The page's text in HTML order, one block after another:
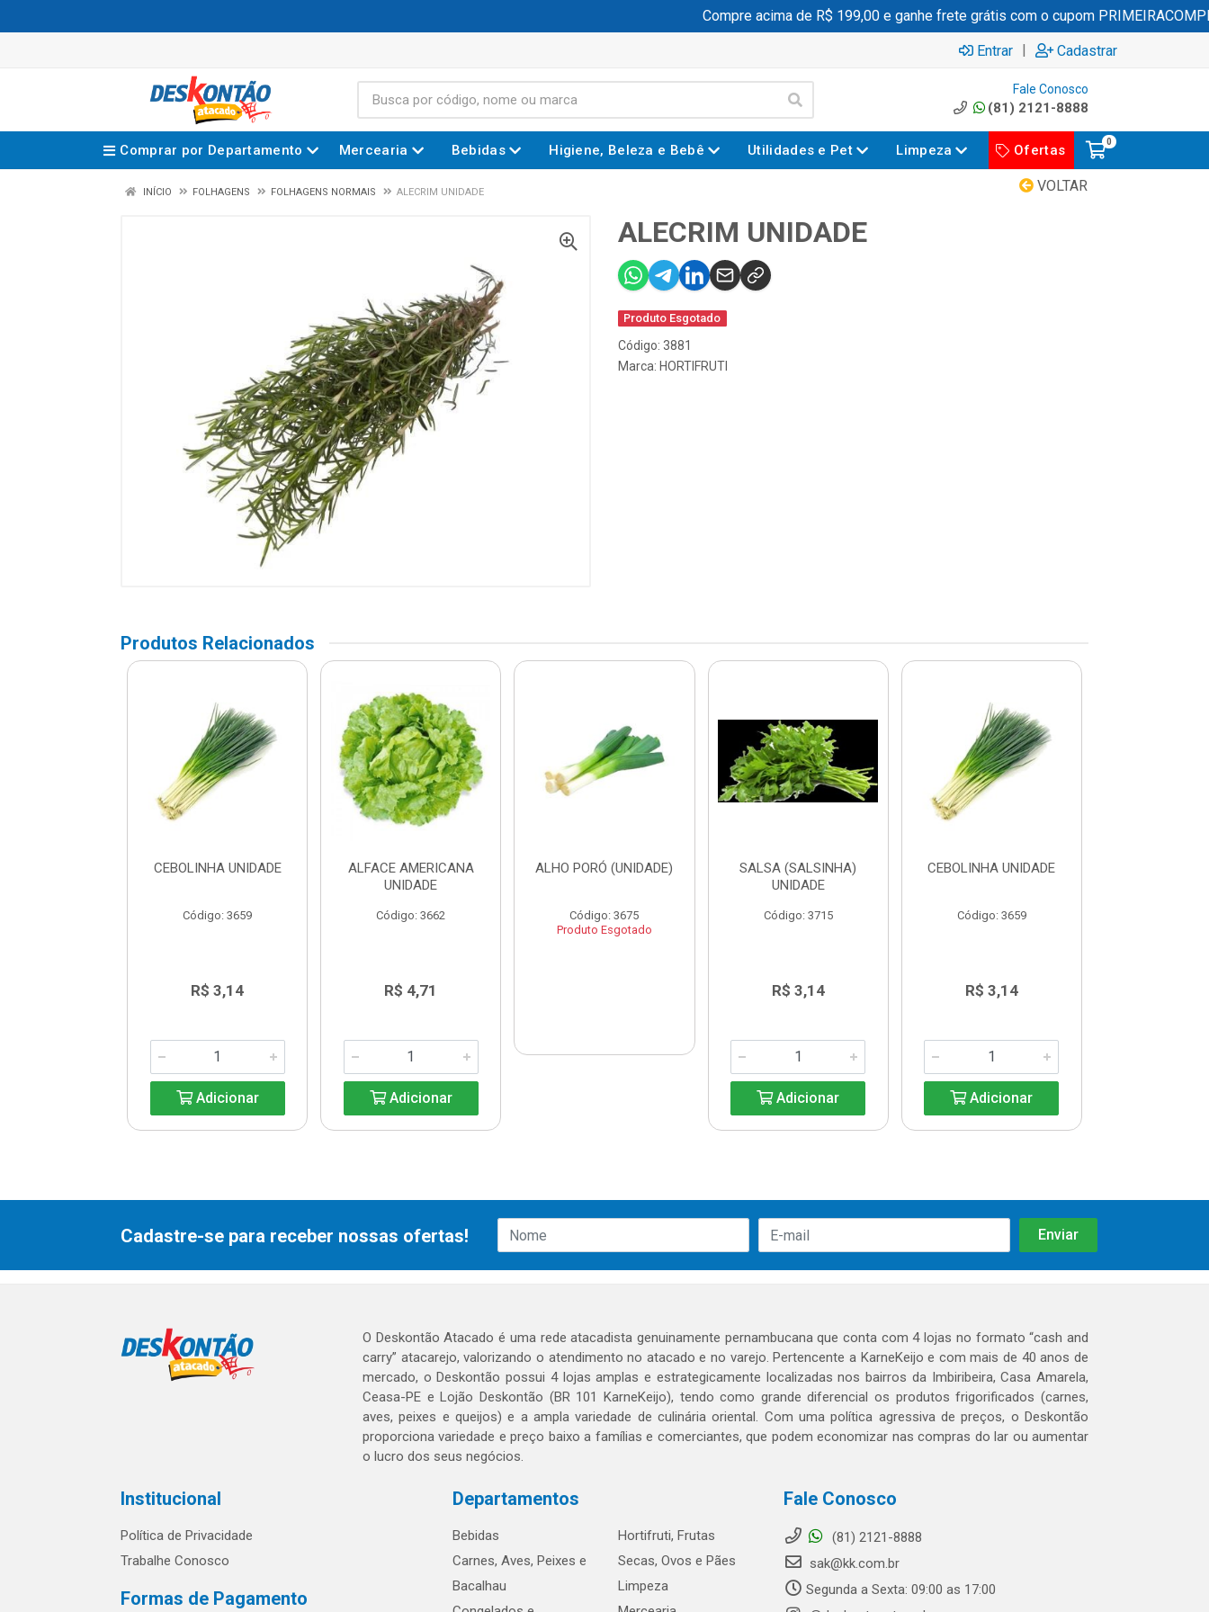
Compre acima de R$ 199,00 e ganhe frete grátis com o cupom PRIMEIRACOMPRA
Entrar | Cadastrar
Fale Conosco
(81) 2121-8888
Comprar por Departamento Mercearia Bebidas Higiene, Beleza e Bebê Utilidades e Pet Limpeza Ofertas
0
VOLTAR
INÍCIO FOLHAGENS FOLHAGENS NORMAIS ALECRIM UNIDADE
ALECRIM UNIDADE
Produto Esgotado
Código: 3881
Marca: HORTIFRUTI
Produtos Relacionados
CEBOLINHA UNIDADE
Código: 3659
R$ 3,14
Adicionar
ALFACE AMERICANA
UNIDADE
Código: 3662
R$ 4,71
Adicionar
ALHO PORÓ (UNIDADE)
Código: 3675
Produto Esgotado
SALSA (SALSINHA)
UNIDADE
Código: 3715
R$ 3,14
Adicionar
CEBOLINHA UNIDADE
Código: 3659
R$ 3,14
Adicionar
Cadastre-se para receber nossas ofertas!
O Deskontão Atacado é uma rede atacadista genuinamente pernambucana que conta com 4 lojas no formato “cash and
carry” atacarejo, valorizando o atendimento no atacado e no varejo. Pertencente a KarneKeijo e com mais de 40 anos de
mercado, o Deskontão possui 4 lojas amplas e estrategicamente localizadas nos bairros da Imbiribeira, Casa Amarela,
Ceasa-PE e Lojão Deskontão (BR 101 KarneKeijo), tendo como grande diferencial os produtos frigorificados (carnes,
aves, peixes e queijos) e a ampla variedade de culinária oriental. Com uma política agressiva de preços, o Deskontão
proporciona variedade e preço baixo a famílias e comerciantes, que podem economizar nas compras do lar ou aumentar
o lucro dos seus negócios.
Institucional
Política de Privacidade
Trabalhe Conosco
Formas de Pagamento
Departamentos
Bebidas
Carnes, Aves, Peixes e
Bacalhau
Hortifruti, Frutas
Secas, Ovos e Pães
Limpeza
Fale Conosco
(81) 2121-8888
sak@kk.com.br
Segunda a Sexta: 09:00 as 17:00